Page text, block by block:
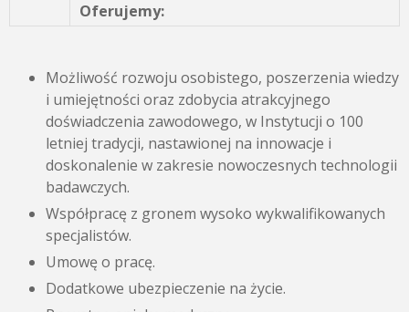
Oferujemy:
Możliwość rozwoju osobistego, poszerzenia wiedzy
i umiejętności oraz zdobycia atrakcyjnego
doświadczenia zawodowego, w Instytucji o 100
letniej tradycji, nastawionej na innowacje i
doskonalenie w zakresie nowoczesnych technologii
badawczych.
Współpracę z gronem wysoko wykwalifikowanych
specjalistów.
Umowę o pracę.
Dodatkowe ubezpieczenie na życie.